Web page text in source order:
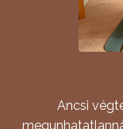
Ancsi